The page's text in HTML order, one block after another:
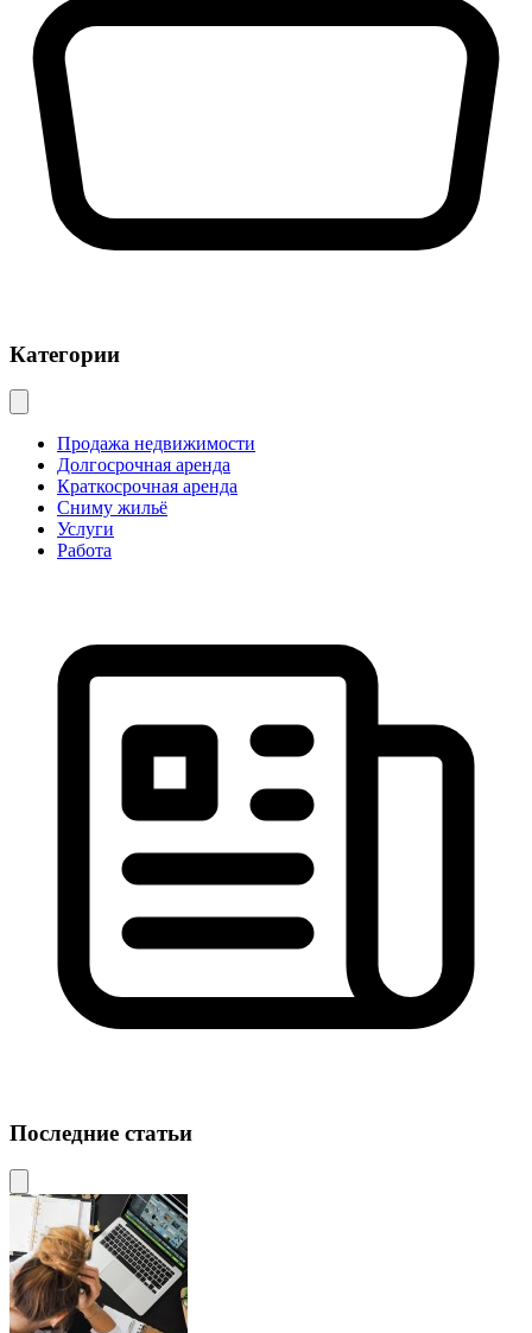
Категории
Продажа недвижимости
Долгосрочная аренда
Краткосрочная аренда
Сниму жильё
Услуги
Работа
Последние статьи